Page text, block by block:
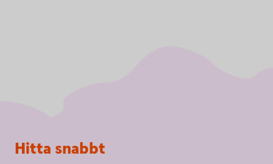
Sidfot
Hitta snabbt